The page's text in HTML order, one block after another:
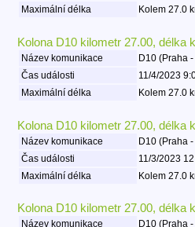
Maximální délka
Kolem 27.0
Kolona D10 kilometr 27.00, délka
Název komunikace
D10 (Praha
Čas události
11/4/2023
Maximální délka
Kolem 27.0
Kolona D10 kilometr 27.00, délka
Název komunikace
D10 (Praha
Čas události
11/3/2023
Maximální délka
Kolem 27.0
Kolona D10 kilometr 27.00, délka
Název komunikace
D10 (Praha